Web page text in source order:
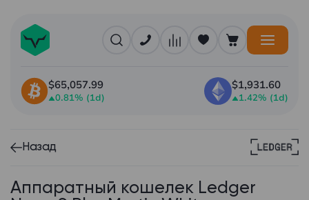
$65,057.99
0.81% (1d)
$1,931.60
1.42% (1d)
Назад
Аппаратный кошелек Ledger